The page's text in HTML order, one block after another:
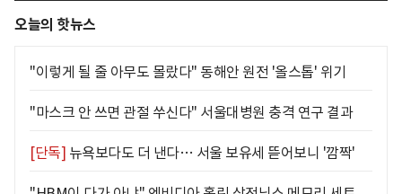
오늘의 핫뉴스
"이렇게 될 줄 아무도 몰랐다" 동해안 원전 '올스톱' 위기
"마스크 안 쓰면 관절 쑤신다" 서울대병원 충격 연구 결과
[단독] 뉴욕보다도 더 낸다… 서울 보유세 뜯어보니 '깜짝'